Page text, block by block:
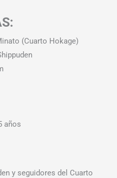
(Cuarto Hokage)
años
y seguidores del Cuarto